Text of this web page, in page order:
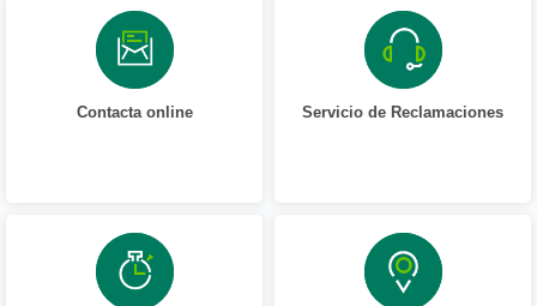
Contacta online Servicio de Reclamaciones